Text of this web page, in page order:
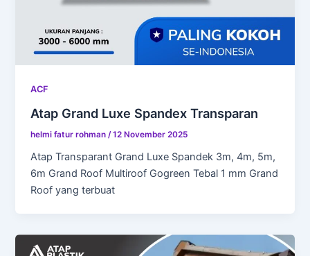
ACF
Atap Grand Luxe Spandex Transparan
helmi fatur rohman /12 November 2025
Atap Transparant Grand Luxe Spandek 3m, 4m, 5m,
6m Grand Roof Multiroof Gogreen Tebal 1 mm Grand
Roof yang terbuat